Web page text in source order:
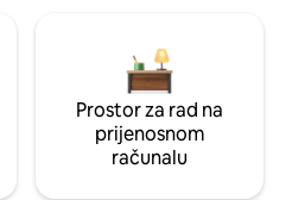
Prostor za rad na
prijenosnom
računalu